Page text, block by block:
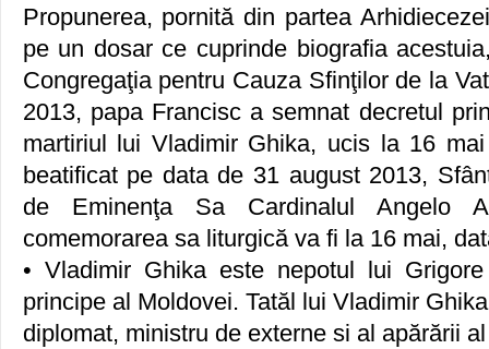
Propunerea, pornită din partea
pe un dosar ce cuprinde biografia
Congregaţia pentru Cauza Sfinţilor de la
2013, papa Francisc a semnat decretul
martiriul lui Vladimir Ghika, ucis la 16
beatificat pe data de 31 august 2013,
de Eminenţa Sa Cardinalul Angelo
comemorarea sa liturgică va fi la 16 mai,
• Vladimir Ghika este nepotul lui
principe al Moldovei. Tatăl lui Vladimir
diplomat, ministru de externe si al apărării